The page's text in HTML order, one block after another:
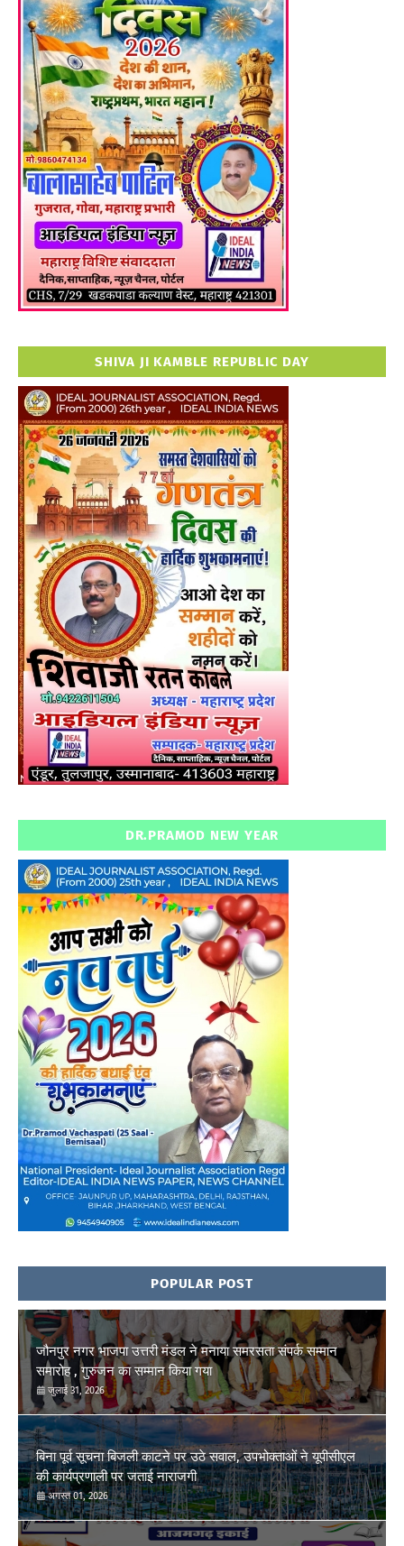
SHIVA JI KAMBLE REPUBLIC DAY
DR.PRAMOD NEW YEAR
POPULAR POST
जौनपुर नगर भाजपा उत्तरी मंडल ने मनाया समरसता संपर्क सम्मान
समारोह , गुरुजन का सम्मान किया गया
जुलाई 31, 2026
बिना पूर्व सूचना बिजली काटने पर उठे सवाल, उपभोक्ताओं ने यूपीसीएल
की कार्यप्रणाली पर जताई नाराजगी
अगस्त 01, 2026